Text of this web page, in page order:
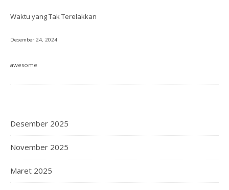
Waktu yang Tak Terelakkan
Desember 24, 2024
awesome
Desember 2025
November 2025
Maret 2025